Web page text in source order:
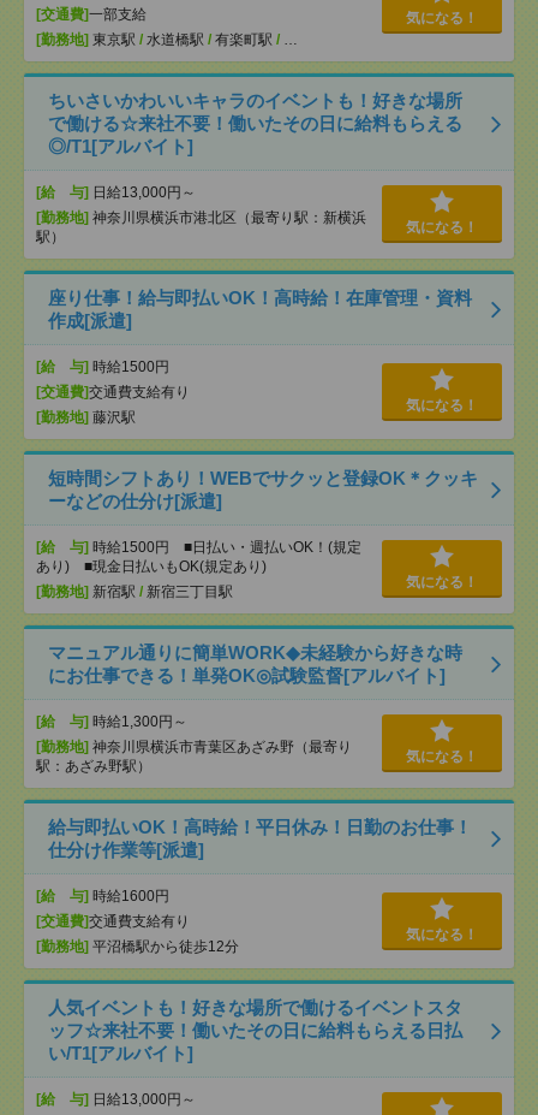
[交通費]一部支給
[勤務地] 東京駅 / 水道橋駅 / 有楽町駅 / …
気になる！
ちいさいかわいいキャラのイベントも！好きな場所
で働ける☆来社不要！働いたその日に給料もらえる
◎/T1[アルバイト]
[給 与] 日給13,000円～
[勤務地] 神奈川県横浜市港北区（最寄り駅：新横浜
駅）
気になる！
座り仕事！給与即払いOK！高時給！在庫管理・資料
作成[派遣]
[給 与] 時給1500円
[交通費]交通費支給有り
[勤務地] 藤沢駅
気になる！
短時間シフトあり！WEBでサクッと登録OK＊クッキ
ーなどの仕分け[派遣]
[給 与] 時給1500円 ■日払い・週払いOK！(規定
あり) ■現金日払いもOK(規定あり)
[勤務地] 新宿駅 / 新宿三丁目駅
気になる！
マニュアル通りに簡単WORK◆未経験から好きな時
にお仕事できる！単発OK◎試験監督[アルバイト]
[給 与] 時給1,300円～
[勤務地] 神奈川県横浜市青葉区あざみ野（最寄り
駅：あざみ野駅）
気になる！
給与即払いOK！高時給！平日休み！日勤のお仕事！
仕分け作業等[派遣]
[給 与] 時給1600円
[交通費]交通費支給有り
[勤務地] 平沼橋駅から徒歩12分
気になる！
人気イベントも！好きな場所で働けるイベントスタ
ッフ☆来社不要！働いたその日に給料もらえる日払
い/T1[アルバイト]
[給 与] 日給13,000円～